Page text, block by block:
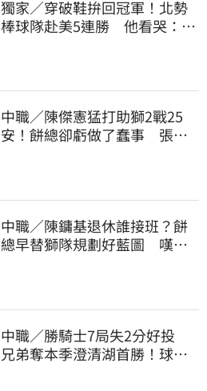
獨家／穿破鞋拚回冠軍！北勢
棒球隊赴美5連勝 他看哭：台
中職／陳傑憲猛打助獅2戰25
安！餅總卻虧做了蠢事 張翔
中職／陳鏞基退休誰接班？餅
總早替獅隊規劃好藍圖 嘆新
中職／勝騎士7局失2分好投
兄弟奪本季澄清湖首勝！球團